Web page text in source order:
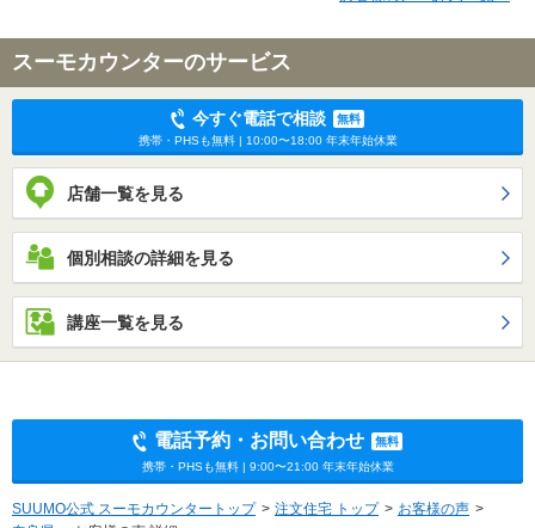
スーモカウンターのサービス
今すぐ電話で相談
無料
携帯・PHSも無料 | 10:00〜18:00 年末年始休業
店舗一覧を見る
個別相談の詳細を見る
講座一覧を見る
電話予約・お問い合わせ
無料
携帯・PHSも無料 | 9:00〜21:00 年末年始休業
SUUMO公式 スーモカウンタートップ 注文住宅 トップ
お客様の声